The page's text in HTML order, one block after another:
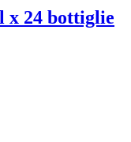
x 24 bottiglie